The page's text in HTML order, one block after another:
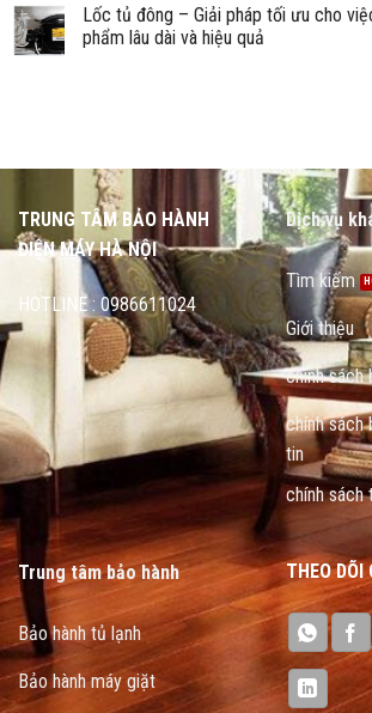
Lốc tủ đông – Giải pháp tối ưu cho
phẩm lâu dài và hiệu quả
TRUNG TÂM BẢO HÀNH
ĐIỆN MÁY HÀ NỘI
HOTLINE : 0986611024
Dịch vụ
Tìm kiếm
Giới thiệu
chính sách
chính sách
tin
chính sách
Trung tâm bảo hành
Bảo hành tủ lạnh
Bảo hành máy giặt
THEO DÕI